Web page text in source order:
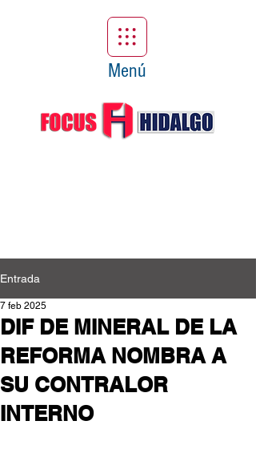
Menú
Entrada
DIF DE MINERAL DE LA
REFORMA NOMBRA A
SU CONTRALOR
INTERNO
7 feb 2025